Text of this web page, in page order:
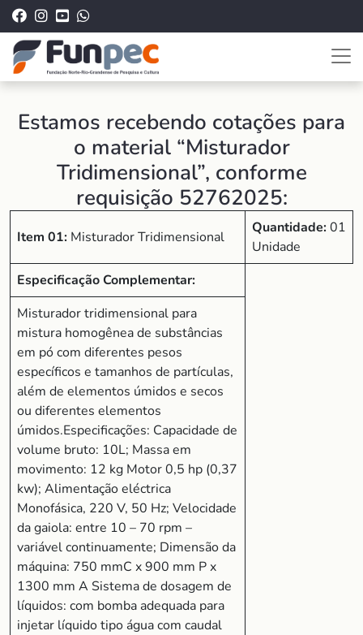
Estamos recebendo cotações para
o material “Misturador
Tridimensional”, conforme
requisição 52762025:
Item 01: Misturador Tridimensional
Quantidade:01
Unidade
Especificação Complementar:
Misturador tridimensional para
mistura homogênea de substâncias
em pó com diferentes pesos
específicos e tamanhos de partículas,
além de elementos úmidos e secos
ou diferentes elementos
úmidos.Especificações: Capacidade de
volume bruto: 10L; Massa em
movimento: 12 kg Motor 0,5 hp (0,37
kw); Alimentação eléctrica
Monofásica, 220 V, 50 Hz; Velocidade
da gaiola: entre 10 – 70 rpm –
variável continuamente; Dimensão da
máquina: 750 mmC x 900 mm P x
1300 mm A Sistema de dosagem de
líquidos: com bomba adequada para
injetar líquido tipo água com caudal